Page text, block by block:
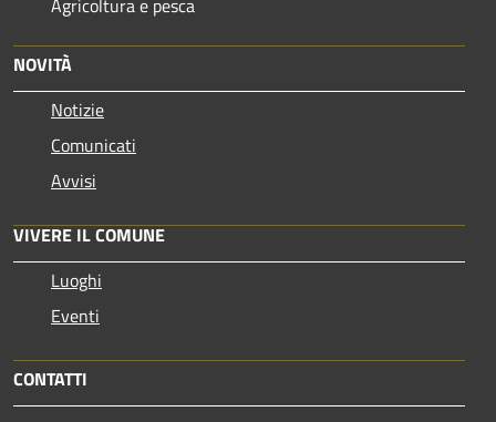
Agricoltura e pesca
NOVITÀ
Notizie
Comunicati
Avvisi
VIVERE IL COMUNE
Luoghi
Eventi
CONTATTI